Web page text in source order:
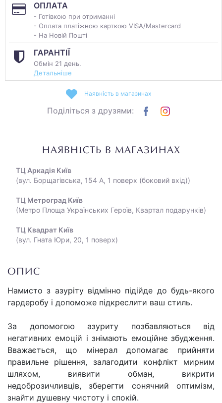
ОПЛАТА
- Готівкою при отриманні
- Оплата платіжною карткою VISA/Mastercard
- На Новій Пошті
ГАРАНТІЇ
Обмін 21 день.
Детальніше
Наявність в магазинах
Поділіться з друзями:
НАЯВНІСТЬ В МАГАЗИНАХ
ТЦ Аркадія Київ
(вул. Борщагівська, 154 А, 1 поверх (боковий вхід))
ТЦ Метроград Київ
(Метро Площа Українських Героїв, Квартал подарунків)
ТЦ Квадрат Київ
(вул. Гната Юри, 20, 1 поверх)
ОПИС
Намисто з азуріту відмінно підійде до будь-якого
гардеробу і допоможе підкреслити ваш стиль.
За допомогою азуриту позбавляються від
негативних емоцій і знімають емоційне збудження.
Вважається, що мінерал допомагає прийняти
правильне рішення, залагодити конфлікт мирним
шляхом, виявити обман, викрити
недоброзичливців, зберегти сонячний оптимізм,
знайти душевну чистоту і спокій.